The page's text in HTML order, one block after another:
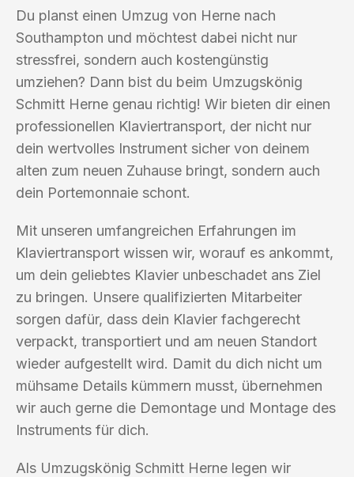
Du planst einen Umzug von Herne nach
Southampton und möchtest dabei nicht nur
stressfrei, sondern auch kostengünstig
umziehen? Dann bist du beim Umzugskönig
Schmitt Herne genau richtig! Wir bieten dir einen
professionellen Klaviertransport, der nicht nur
dein wertvolles Instrument sicher von deinem
alten zum neuen Zuhause bringt, sondern auch
dein Portemonnaie schont.
Mit unseren umfangreichen Erfahrungen im
Klaviertransport wissen wir, worauf es ankommt,
um dein geliebtes Klavier unbeschadet ans Ziel
zu bringen. Unsere qualifizierten Mitarbeiter
sorgen dafür, dass dein Klavier fachgerecht
verpackt, transportiert und am neuen Standort
wieder aufgestellt wird. Damit du dich nicht um
mühsame Details kümmern musst, übernehmen
wir auch gerne die Demontage und Montage des
Instruments für dich.
Als Umzugskönig Schmitt Herne legen wir